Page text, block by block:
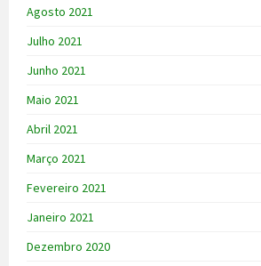
Agosto 2021
Julho 2021
Junho 2021
Maio 2021
Abril 2021
Março 2021
Fevereiro 2021
Janeiro 2021
Dezembro 2020